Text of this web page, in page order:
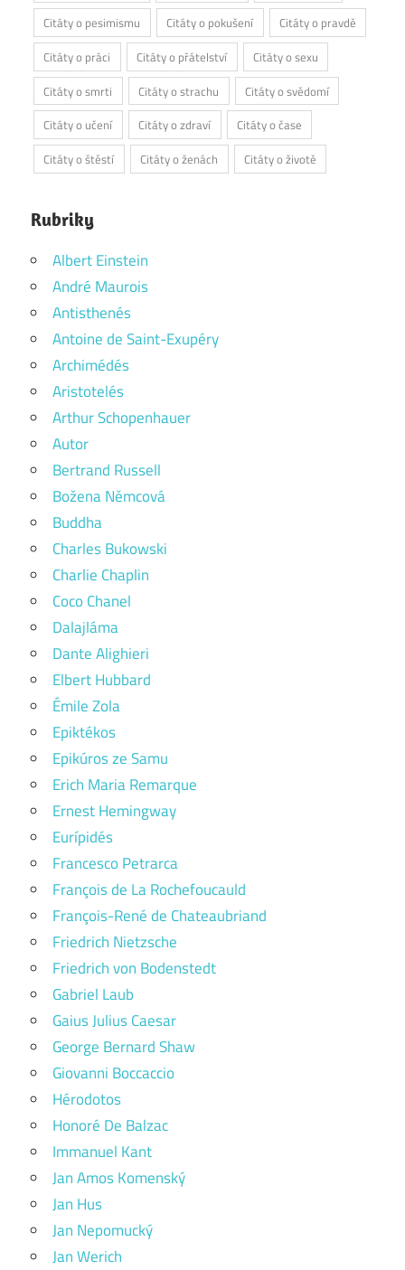
Citáty o pesimismu Citáty o pokušení
Citáty o pravdě
Citáty o práci
Citáty o přátelství
Citáty o sexu
Citáty o smrti
Citáty o strachu
Citáty o svědomí
Citáty o učení
Citáty o zdraví
Citáty o čase
Citáty o štěstí
Citáty o ženách Citáty o životě
Rubriky
Albert Einstein
André Maurois
Antisthenés
Antoine de Saint-Exupéry
Archimédés
Aristotelés
Arthur Schopenhauer
Autor
Bertrand Russell
Božena Němcová
Buddha
Charles Bukowski
Charlie Chaplin
Coco Chanel
Dalajláma
Dante Alighieri
Elbert Hubbard
Émile Zola
Epiktékos
Epikúros ze Samu
Erich Maria Remarque
Ernest Hemingway
Eurípidés
Francesco Petrarca
François de La Rochefoucauld
François-René de Chateaubriand
Friedrich Nietzsche
Friedrich von Bodenstedt
Gabriel Laub
Gaius Julius Caesar
George Bernard Shaw
Giovanni Boccaccio
Hérodotos
Honoré De Balzac
Immanuel Kant
Jan Amos Komenský
Jan Hus
Jan Nepomucký
Jan Werich